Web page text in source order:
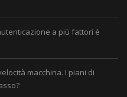
a più fattori è
macchina. I piani di